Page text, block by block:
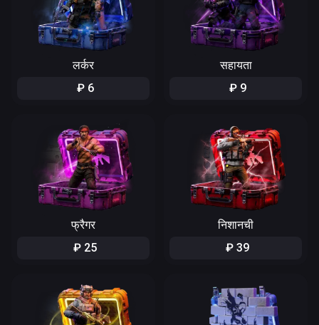
लर्कर
₽ 6
सहायता
₽ 9
फ्रैगर
₽ 25
निशानची
₽ 39